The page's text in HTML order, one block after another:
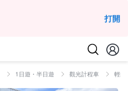
打開
1日遊・半日遊 觀光計程車 輕鬆